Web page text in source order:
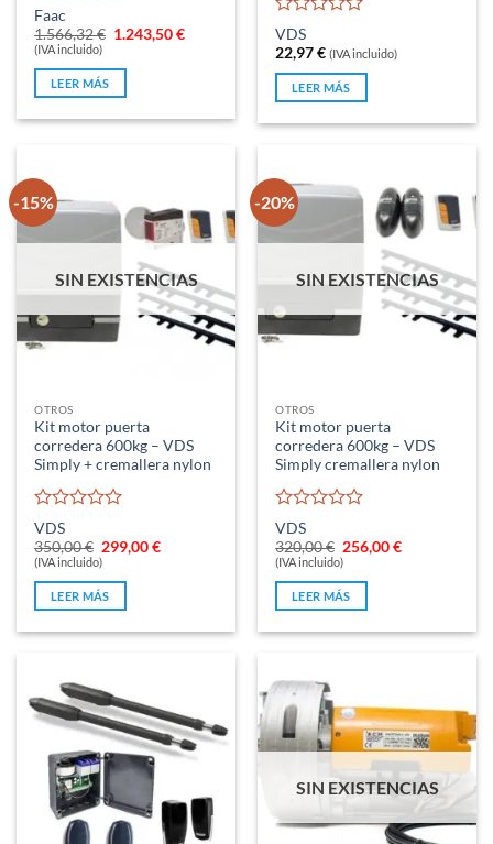
Valorado
con
0
Faac
1.566,32€ El
precio
era:
1.243,50€El
(IVA incluido)
LEER MÁS
Valorado
con
0
de
5
VDS
22,97€ (IVA incluido)
LEER MÁS
-15%
SIN EXISTENCIAS
OTROS
Kit motor puerta
corredera 600kg – VDS
Simply + cremallera nylon
Valorado
con
0
VDS
350,00€ El
precio
era:
350,00 €.
299,00€El
(IVA incluido)
LEER MÁS
-20%
SIN EXISTENCIAS
OTROS
Kit motor puerta
corredera 600kg – VDS
Simply cremallera nylon
Valorado
con
0
VDS
320,00€ El
precio
era:
320,00 €.
256,00€El
(IVA incluido)
LEER MÁS
SIN EXISTENCIAS